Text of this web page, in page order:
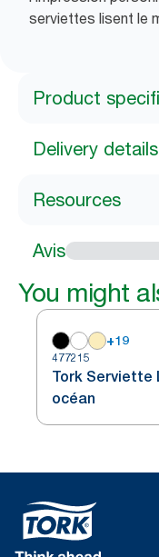
serviettes lisent le
Product
Delivery details
Resources
Avis
You might
+19
477215
Tork Serviette
océan